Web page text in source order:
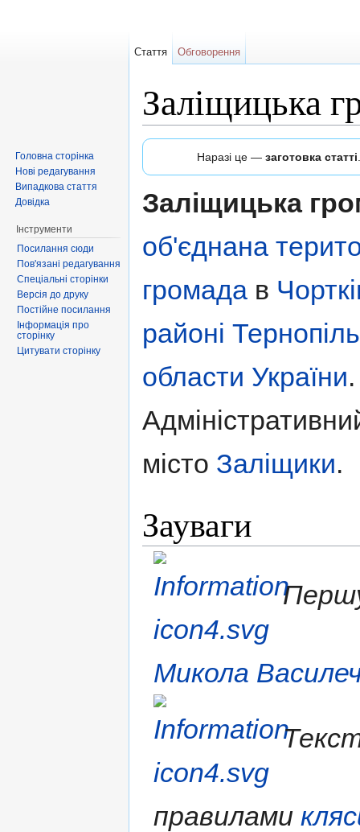
Заліщицька
Наразі це — заготовка статті
Заліщицька
об'єднана
громада в
районі
области України.
місто Заліщики.
Зауваги
Першу
Микола
правилами
Стаття Обговорення
Головна сторінка
Нові редагування
Випадкова стаття
Довідка
Інструменти
Посилання сюди
Пов'язані редагування
Спеціальні сторінки
Версія до друку
Постійне посилання
Інформація про
сторінку
Цитувати сторінку